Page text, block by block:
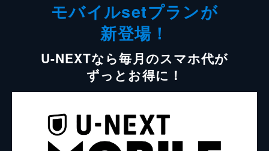
モバイルsetプランが
新登場！
U-NEXTなら毎月のスマホ代が
ずっとお得に！